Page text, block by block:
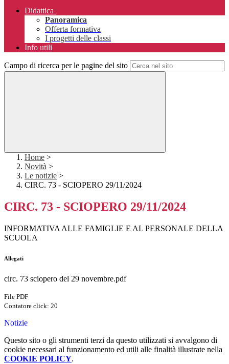
Didattica
Panoramica
Offerta formativa
I progetti delle classi
Info utili
Campo di ricerca per le pagine del sito
Home >
Novità >
Le notizie >
CIRC. 73 - SCIOPERO 29/11/2024
CIRC. 73 - SCIOPERO 29/11/2024
INFORMATIVA ALLE FAMIGLIE E AL PERSONALE DELLA
SCUOLA
Allegati
circ. 73 sciopero del 29 novembre.pdf
File PDF
Contatore click: 20
Notizie
Questo sito o gli strumenti terzi da questo utilizzati si avvalgono di
cookie necessari al funzionamento ed utili alle finalità illustrate nella
COOKIE POLICY.